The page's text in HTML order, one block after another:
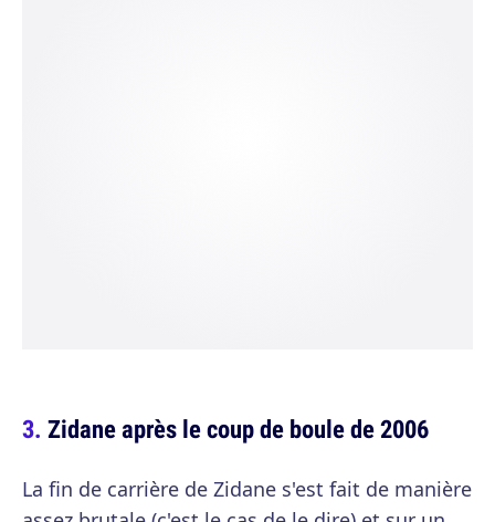
Zidane après le coup de boule de 2006
La fin de carrière de Zidane s'est fait de manière